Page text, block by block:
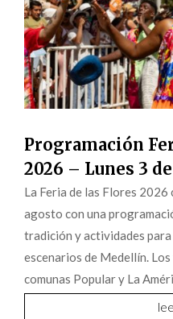
Programación
2026 – Lunes 3
La Feria de las Flores
agosto con una
tradición y actividades
escenarios de Medellín.
comunas Popular y La